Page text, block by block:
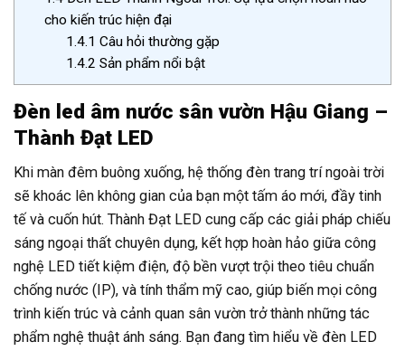
cho kiến trúc hiện đại
1.4.1 Câu hỏi thường gặp
1.4.2 Sản phẩm nổi bật
Đèn led âm nước sân vườn Hậu Giang –
Thành Đạt LED
Khi màn đêm buông xuống, hệ thống đèn trang trí ngoài trời
sẽ khoác lên không gian của bạn một tấm áo mới, đầy tinh
tế và cuốn hút. Thành Đạt LED cung cấp các giải pháp chiếu
sáng ngoại thất chuyên dụng, kết hợp hoàn hảo giữa công
nghệ LED tiết kiệm điện, độ bền vượt trội theo tiêu chuẩn
chống nước (IP), và tính thẩm mỹ cao, giúp biến mọi công
trình kiến trúc và cảnh quan sân vườn trở thành những tác
phẩm nghệ thuật ánh sáng. Bạn đang tìm hiểu về đèn LED